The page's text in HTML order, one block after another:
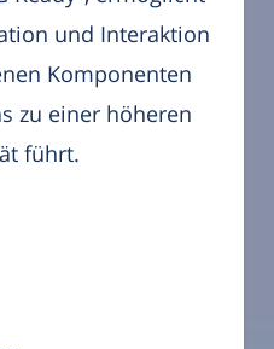
und Interaktion
Komponenten
zu einer höheren
führt.